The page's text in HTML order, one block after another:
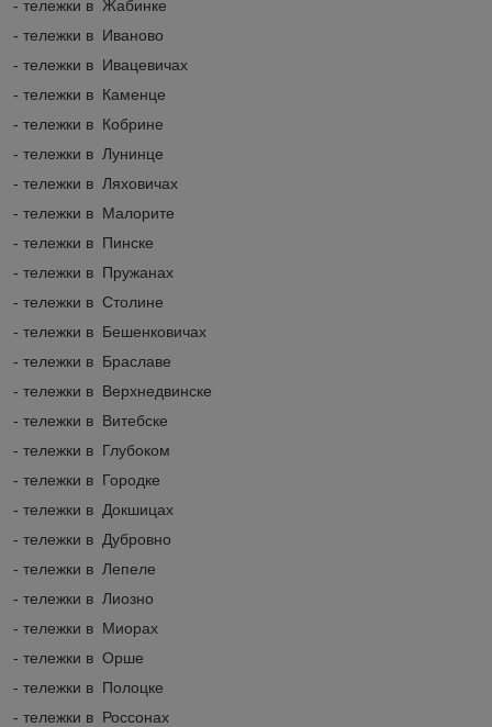
- тележки в Жабинке
- тележки в Иваново
- тележки в Ивацевичах
- тележки в Каменце
- тележки в Кобрине
- тележки в Лунинце
- тележки в Ляховичах
- тележки в Малорите
- тележки в Пинске
- тележки в Пружанах
- тележки в Столине
- тележки в Бешенковичах
- тележки в Браславе
- тележки в Верхнедвинске
- тележки в Витебске
- тележки в Глубоком
- тележки в Городке
- тележки в Докшицах
- тележки в Дубровно
- тележки в Лепеле
- тележки в Лиозно
- тележки в Миорах
- тележки в Орше
- тележки в Полоцке
- тележки в Россонах